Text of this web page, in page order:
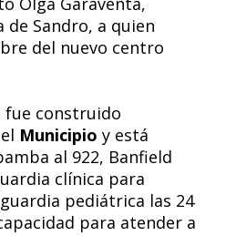
de Sandro, a quien
del nuevo centro
fue construido
Municipio y está
al 922, Banfield
clínica para
pediátrica las 24
para atender a